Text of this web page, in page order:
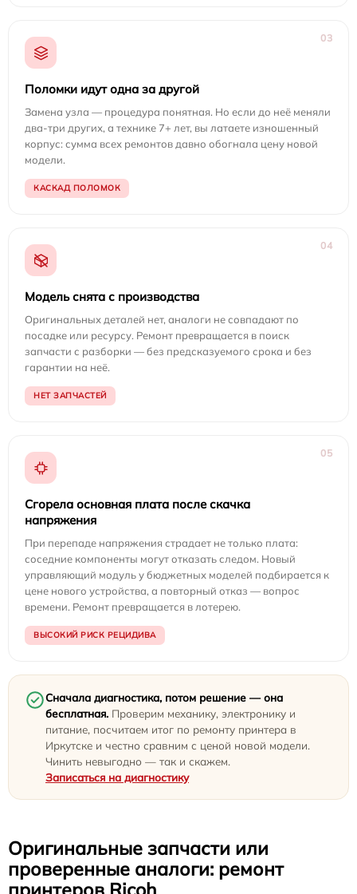
03
Поломки идут одна за другой
Замена узла — процедура понятная. Но если до неё меняли
два-три других, а технике 7+ лет, вы латаете изношенный
корпус: сумма всех ремонтов давно обогнала цену новой
модели.
КАСКАД ПОЛОМОК
04
Модель снята с производства
Оригинальных деталей нет, аналоги не совпадают по
посадке или ресурсу. Ремонт превращается в поиск
запчасти с разборки — без предсказуемого срока и без
гарантии на неё.
НЕТ ЗАПЧАСТЕЙ
05
Сгорела основная плата после скачка
напряжения
При перепаде напряжения страдает не только плата:
соседние компоненты могут отказать следом. Новый
управляющий модуль у бюджетных моделей подбирается к
цене нового устройства, а повторный отказ — вопрос
времени. Ремонт превращается в лотерею.
ВЫСОКИЙ РИСК РЕЦИДИВА
Сначала диагностика, потом решение — она
бесплатная. Проверим механику, электронику и
питание, посчитаем итог по ремонту принтера в
Иркутске и честно сравним с ценой новой модели.
Чинить невыгодно — так и скажем.
Записаться на диагностику
Оригинальные запчасти или
проверенные аналоги: ремонт